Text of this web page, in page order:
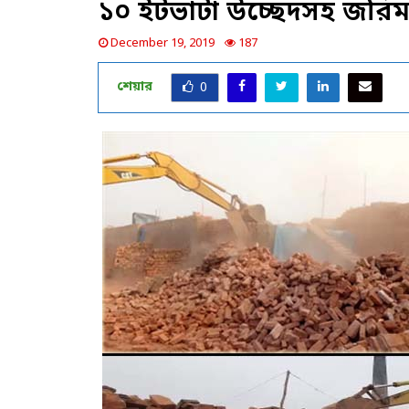
১০ ইটভাটা উচ্ছেদসহ
December 19, 2019 187
শেয়ার 0